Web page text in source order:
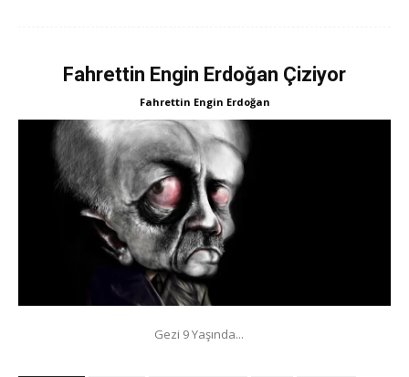
Fahrettin Engin Erdoğan Çiziyor
Fahrettin Engin Erdoğan
Gezi 9 Yaşında...